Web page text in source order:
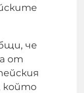
че
от
който